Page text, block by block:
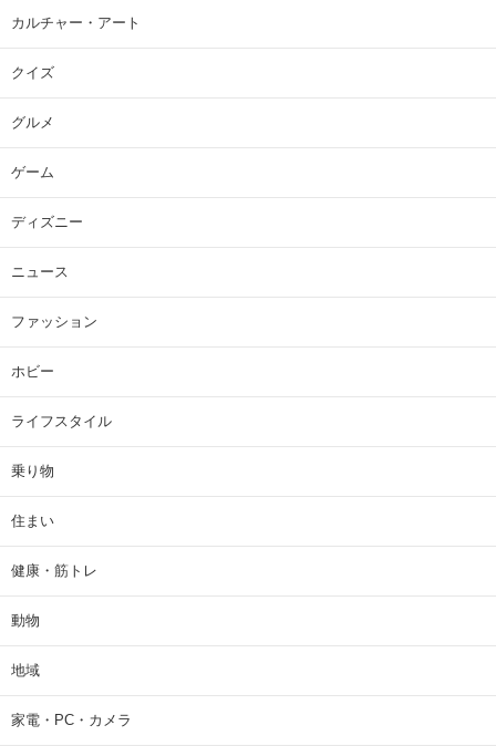
カルチャー・アート
クイズ
グルメ
ゲーム
ディズニー
ニュース
ファッション
ホビー
ライフスタイル
乗り物
住まい
健康・筋トレ
動物
地域
家電・PC・カメラ